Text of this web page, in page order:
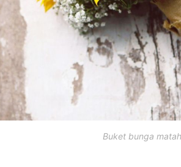
Buket bunga